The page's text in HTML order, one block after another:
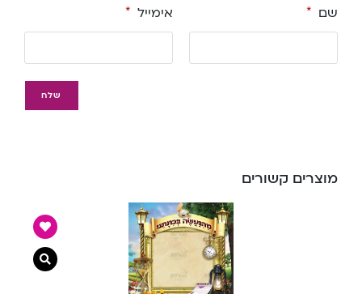
שם * אימייל *
מוצרים קשורים
צפייה